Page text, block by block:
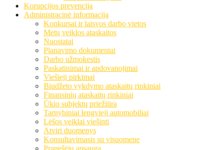
Korupcijos prevencija
Administracinė informacija
Konkursai ir laisvos darbo vietos
Metų veiklos ataskaitos
Nuostatai
Planavimo dokumentai
Darbo užmokestis
Paskatinimai ir apdovanojimai
Viešieji pirkimai
Biudžeto vykdymo ataskaitų rinkiniai
Finansinių ataskaitų rinkiniai
Ūkio subjektų priežiūra
Tarnybiniai lengvieji automobiliai
Lėšos veiklai viešinti
Atviri duomenys
Konsultavimasis su visuomene
Pranešėjų apsauga